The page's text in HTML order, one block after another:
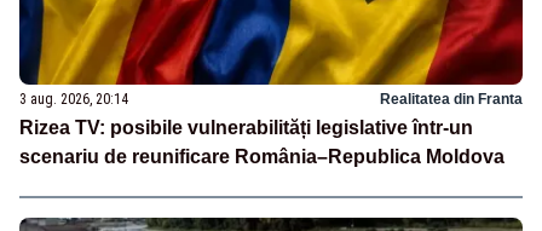
3 aug. 2026, 20:14 Realitatea din Franta
Rizea TV: posibile vulnerabilități legislative într-un
scenariu de reunificare România–Republica Moldova